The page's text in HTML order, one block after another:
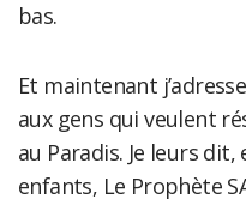
bas.
Et maintenant
aux gens qui veulent
au Paradis. Je leurs
enfants, Le Prophète